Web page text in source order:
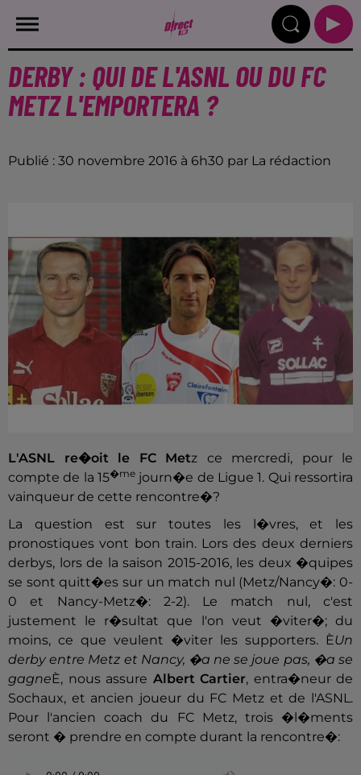
DERBY : QUI DE L'ASNL OU DU FC
METZ L'EMPORTERA ?
Publié : 30 novembre 2016 à 6h30 par La rédaction
L'ASNL re�oit le FC Metz ce mercredi, pour le
compte de la 15�me journ�e de Ligue 1. Qui ressortira
vainqueur de cette rencontre�?
La question est sur toutes les l�vres, et les
pronostiques vont bon train. Lors des deux derniers
derbys, lors de la saison 2015-2016, les deux �quipes
se sont quitt�es sur un match nul (Metz/Nancy�: 0-
0 et Nancy-Metz�: 2-2). Le match nul, c'est
justement le r�sultat que l'on veut �viter�; du
moins, ce que veulent �viter les supporters. ÈUn
derby entre Metz et Nancy, �a ne se joue pas, �a se
gagneÈ, nous assure Albert Cartier, entra�neur de
Sochaux, et ancien joueur du FC Metz et de l'ASNL.
Pour l'ancien coach du FC Metz, trois �l�ments
seront � prendre en compte durant la rencontre�: